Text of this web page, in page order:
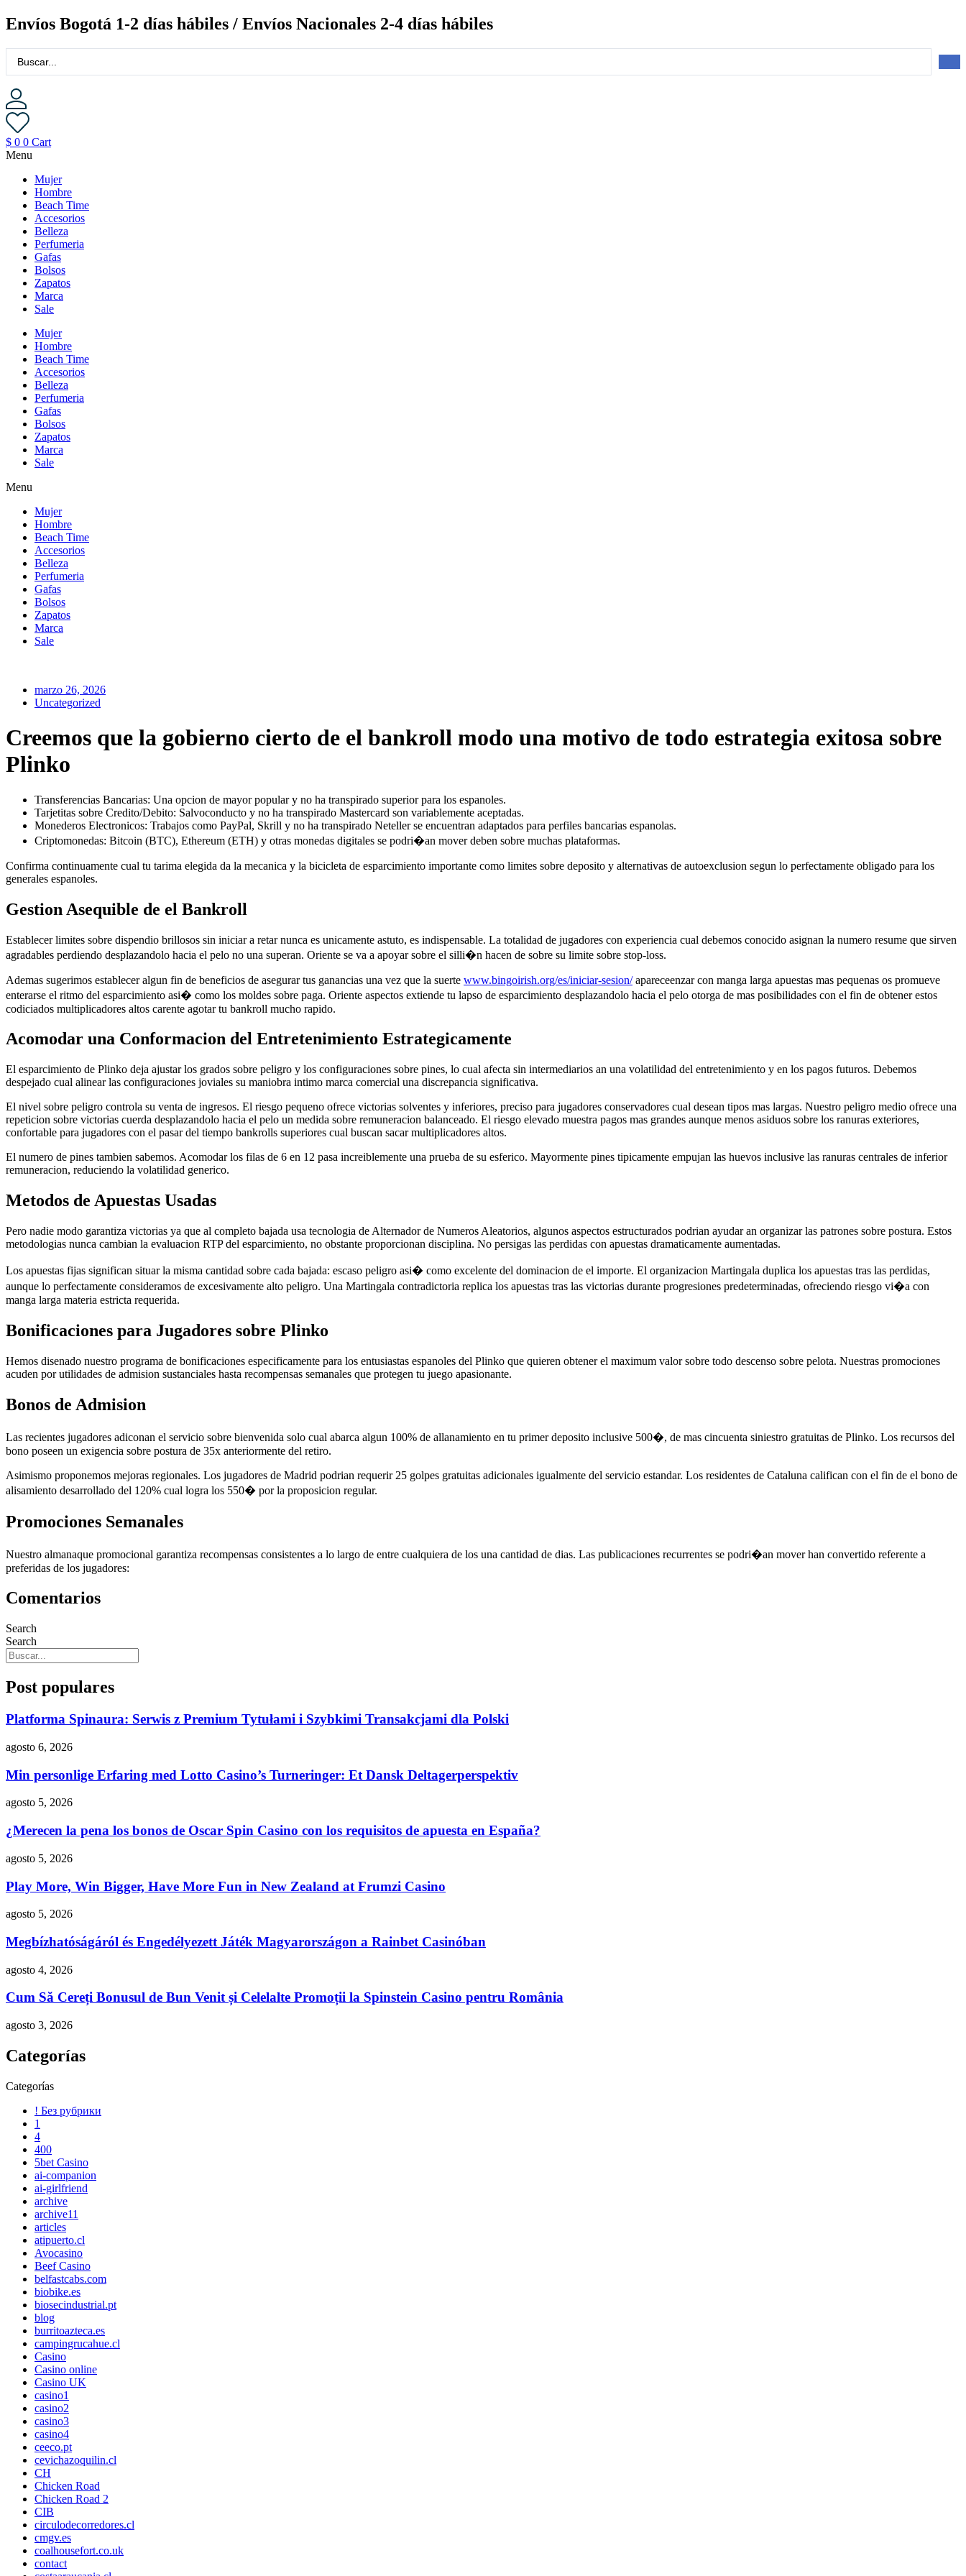
Saltar
al
contenido
Envíos Bogotá 1-2 días hábiles / Envíos Nacionales 2-4 días hábiles
$ 0 0 Cart
Menu
Mujer
Hombre
Beach Time
Accesorios
Belleza
Perfumeria
Gafas
Bolsos
Zapatos
Marca
Sale
Mujer
Hombre
Beach Time
Accesorios
Belleza
Perfumeria
Gafas
Bolsos
Zapatos
Marca
Sale
Menu
Mujer
Hombre
Beach Time
Accesorios
Belleza
Perfumeria
Gafas
Bolsos
Zapatos
Marca
Sale
marzo 26, 2026
Uncategorized
Creemos que la gobierno cierto de el bankroll modo una motivo de todo estrategia exitosa sobre
Plinko
Transferencias Bancarias: Una opcion de mayor popular y no ha transpirado superior para los espanoles.
Tarjetitas sobre Credito/Debito: Salvoconducto y no ha transpirado Mastercard son variablemente aceptadas.
Monederos Electronicos: Trabajos como PayPal, Skrill y no ha transpirado Neteller se encuentran adaptados para perfiles bancarias espanolas.
Criptomonedas: Bitcoin (BTC), Ethereum (ETH) y otras monedas digitales se podri�an mover deben sobre muchas plataformas.
Confirma continuamente cual tu tarima elegida da la mecanica y la bicicleta de esparcimiento importante como limites sobre deposito y alternativas de autoexclusion segun lo perfectamente obligado para los
generales espanoles.
Gestion Asequible de el Bankroll
Establecer limites sobre dispendio brillosos sin iniciar a retar nunca es unicamente astuto, es indispensable. La totalidad de jugadores con experiencia cual debemos conocido asignan la numero resume que sirven
agradables perdiendo desplazandolo hacia el pelo no una superan. Oriente se va a apoyar sobre el silli�n hacen de sobre su limite sobre stop-loss.
Ademas sugerimos establecer algun fin de beneficios de asegurar tus ganancias una vez que la suerte www.bingoirish.org/es/iniciar-sesion/apareceenzar con manga larga apuestas mas pequenas os promueve
enterarse el ritmo del esparcimiento asi� como los moldes sobre paga. Oriente aspectos extiende tu lapso de esparcimiento desplazandolo hacia el pelo otorga de mas posibilidades con el fin de obtener estos
codiciados multiplicadores altos carente agotar tu bankroll mucho rapido.
Acomodar una Conformacion del Entretenimiento Estrategicamente
El esparcimiento de Plinko deja ajustar los grados sobre peligro y los configuraciones sobre pines, lo cual afecta sin intermediarios an una volatilidad del entretenimiento y en los pagos futuros. Debemos
despejado cual alinear las configuraciones joviales su maniobra intimo marca comercial una discrepancia significativa.
El nivel sobre peligro controla su venta de ingresos. El riesgo pequeno ofrece victorias solventes y inferiores, preciso para jugadores conservadores cual desean tipos mas largas. Nuestro peligro medio ofrece una
repeticion sobre victorias cuerda desplazandolo hacia el pelo un medida sobre remuneracion balanceado. El riesgo elevado muestra pagos mas grandes aunque menos asiduos sobre los ranuras exteriores,
confortable para jugadores con el pasar del tiempo bankrolls superiores cual buscan sacar multiplicadores altos.
El numero de pines tambien sabemos. Acomodar los filas de 6 en 12 pasa increiblemente una prueba de su esferico. Mayormente pines tipicamente empujan las huevos inclusive las ranuras centrales de inferior
remuneracion, reduciendo la volatilidad generico.
Metodos de Apuestas Usadas
Pero nadie modo garantiza victorias ya que al completo bajada usa tecnologia de Alternador de Numeros Aleatorios, algunos aspectos estructurados podrian ayudar an organizar las patrones sobre postura. Estos
metodologias nunca cambian la evaluacion RTP del esparcimiento, no obstante proporcionan disciplina. No persigas las perdidas con apuestas dramaticamente aumentadas.
Los apuestas fijas significan situar la misma cantidad sobre cada bajada: escaso peligro asi� como excelente del dominacion de el importe. El organizacion Martingala duplica los apuestas tras las perdidas,
aunque lo perfectamente consideramos de excesivamente alto peligro. Una Martingala contradictoria replica los apuestas tras las victorias durante progresiones predeterminadas, ofreciendo riesgo vi�a con
manga larga materia estricta requerida.
Bonificaciones para Jugadores sobre Plinko
Hemos disenado nuestro programa de bonificaciones especificamente para los entusiastas espanoles del Plinko que quieren obtener el maximum valor sobre todo descenso sobre pelota. Nuestras promociones
acuden por utilidades de admision sustanciales hasta recompensas semanales que protegen tu juego apasionante.
Bonos de Admision
Las recientes jugadores adiconan el servicio sobre bienvenida solo cual abarca algun 100% de allanamiento en tu primer deposito inclusive 500�, de mas cincuenta siniestro gratuitas de Plinko. Los recursos del
bono poseen un exigencia sobre postura de 35x anteriormente del retiro.
Asimismo proponemos mejoras regionales. Los jugadores de Madrid podrian requerir 25 golpes gratuitas adicionales igualmente del servicio estandar. Los residentes de Cataluna califican con el fin de el bono de
alisamiento desarrollado del 120% cual logra los 550� por la proposicion regular.
Promociones Semanales
Nuestro almanaque promocional garantiza recompensas consistentes a lo largo de entre cualquiera de los una cantidad de dias. Las publicaciones recurrentes se podri�an mover han convertido referente a
preferidas de los jugadores:
Comentarios
Search
Search
Post populares
Platforma Spinaura: Serwis z Premium Tytułami i Szybkimi Transakcjami dla Polski
agosto 6, 2026
Min personlige Erfaring med Lotto Casino’s Turneringer: Et Dansk Deltagerperspektiv
agosto 5, 2026
¿Merecen la pena los bonos de Oscar Spin Casino con los requisitos de apuesta en España?
agosto 5, 2026
Play More, Win Bigger, Have More Fun in New Zealand at Frumzi Casino
agosto 5, 2026
Megbízhatóságáról és Engedélyezett Játék Magyarországon a Rainbet Casinóban
agosto 4, 2026
Cum Să Cereți Bonusul de Bun Venit și Celelalte Promoții la Spinstein Casino pentru România
agosto 3, 2026
Categorías
Categorías
! Без рубрики
1
4
400
5bet Casino
ai-companion
ai-girlfriend
archive
archive11
articles
atipuerto.cl
Avocasino
Beef Casino
belfastcabs.com
biobike.es
biosecindustrial.pt
blog
burritoazteca.es
campingrucahue.cl
Casino
Casino online
Casino UK
casino1
casino2
casino3
casino4
ceeco.pt
cevichazoquilin.cl
CH
Chicken Road
Chicken Road 2
CIB
circulodecorredores.cl
cmgv.es
coalhousefort.co.uk
contact